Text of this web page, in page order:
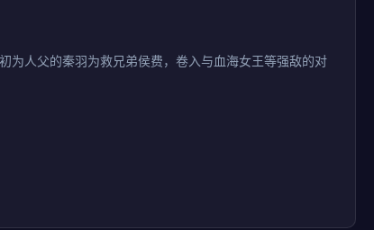
为人父的秦羽为救兄弟侯费，卷入与血海女王等强敌的对